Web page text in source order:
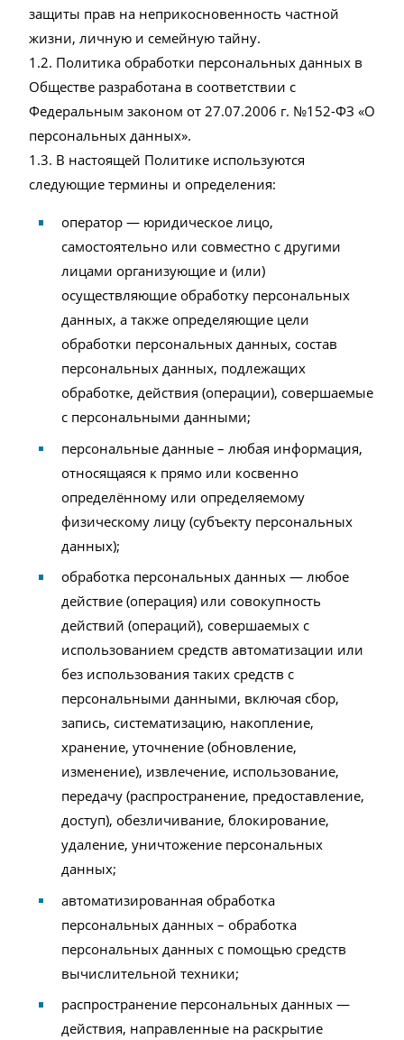
защиты прав на неприкосновенность частной
жизни, личную и семейную тайну.
1.2. Политика обработки персональных данных в
Обществе разработана в соответствии с
Федеральным законом от 27.07.2006 г. №152-ФЗ «О
персональных данных».
1.3. В настоящей Политике используются
следующие термины и определения:
оператор — юридическое лицо,
самостоятельно или совместно с другими
лицами организующие и (или)
осуществляющие обработку персональных
данных, а также определяющие цели
обработки персональных данных, состав
персональных данных, подлежащих
обработке, действия (операции), совершаемые
с персональными данными;
персональные данные – любая информация,
относящаяся к прямо или косвенно
определённому или определяемому
физическому лицу (субъекту персональных
данных);
обработка персональных данных — любое
действие (операция) или совокупность
действий (операций), совершаемых с
использованием средств автоматизации или
без использования таких средств с
персональными данными, включая сбор,
запись, систематизацию, накопление,
хранение, уточнение (обновление,
изменение), извлечение, использование,
передачу (распространение, предоставление,
доступ), обезличивание, блокирование,
удаление, уничтожение персональных
данных;
автоматизированная обработка
персональных данных – обработка
персональных данных с помощью средств
вычислительной техники;
распространение персональных данных —
действия, направленные на раскрытие